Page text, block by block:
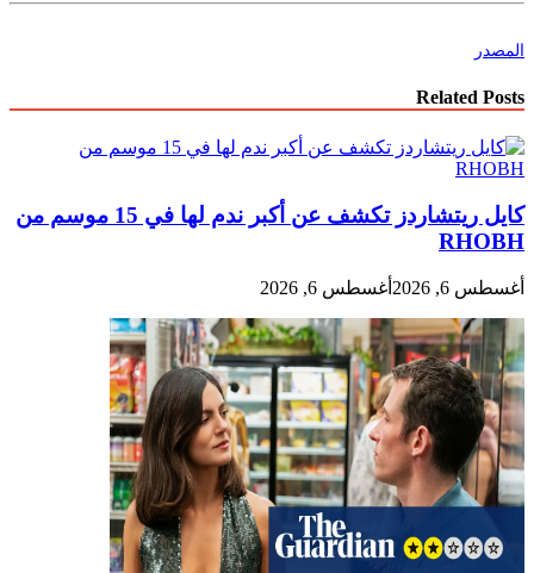
Related
كايل ريتشاردز تكشف عن أكبر ندم لها في 15 موسم من
2026 أغسطس 6, 2026